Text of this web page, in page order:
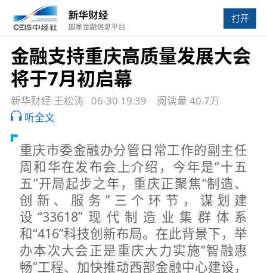
打开
金融支持重庆高质量发展大会
将于7月初启幕
新华财经 王松涛 06-30 19:39
阅读量 40.7万
听全文
重庆市委金融办分管日常工作的副主任
周和华在发布会上介绍，今年是“十五
五”开局起步之年，重庆正聚焦“制造、
创新、服务”三个环节，谋划建
设“33618”现代制造业集群体系
和“416”科技创新布局。在此背景下，举
办本次大会正是重庆大力实施“智融惠
畅”工程、加快推动西部金融中心建设，